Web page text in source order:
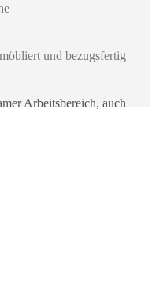
und bezugsfertig
Arbeitsbereich, auch
, Empfangs- und Ad-